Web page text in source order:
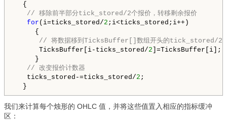
{
// 移除前半部分tick_stored/2个报价，转移剩余报价
for (i=ticks_stored/2 ;i<ticks_stored;i++)
{
// 将数据移到TicksBuffer[]数组开头的tick_stored/2个
TicksBuffer[i-ticks_stored/2 ]=TicksBuffer[i];
}
// 改变报价计数器
ticks_stored-=ticks_stored/2 ;
}
我们来计算每个烛形的 OHLC 值，并将这些值置入相应的指标缓冲
区：